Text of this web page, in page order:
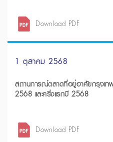
Download PDF
1 ตุลาคม 2568
สถานการณ์ตลาดที่อยู่อาศัยกรุงเทพฯ –
2568 และครึ่งแรกปี 2568
Download PDF